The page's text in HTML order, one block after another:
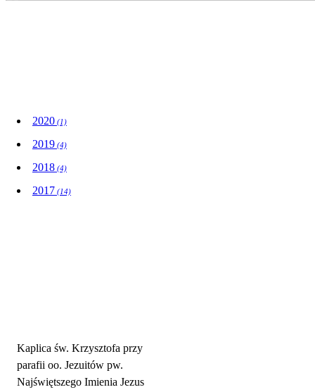
2020 (1)
2019 (4)
2018 (4)
2017 (14)
Kaplica św. Krzysztofa przy
parafii oo. Jezuitów pw.
Najświętszego Imienia Jezus